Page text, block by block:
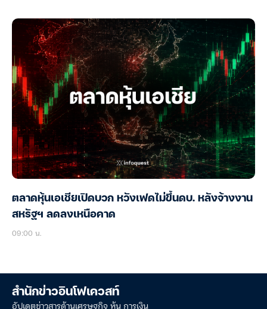
ตลาดหุ้นเอเชียเปิดบวก หวังเฟดไม่ขึ้นดบ. หลังจ้างงาน
สหรัฐฯ ลดลงเหนือคาด
09:00 น.
สำนักข่าวอินโฟเควสท์
อัปเดตข่าวสารด้านเศรษฐกิจ หุ้น การเงิน